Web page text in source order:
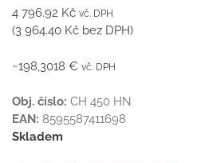
4 796.92 Kč vč. DPH
(3 964.40 Kč bez DPH)
~198,3018 € vč. DPH
Obj. číslo: CH 450 HN
EAN: 8595587411698
Skladem